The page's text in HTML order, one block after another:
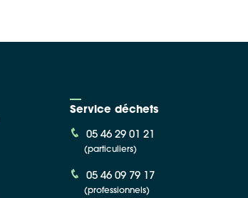
Service déchets
05 46 29 01 21
(particuliers)
05 46 09 79 17
(professionnels)